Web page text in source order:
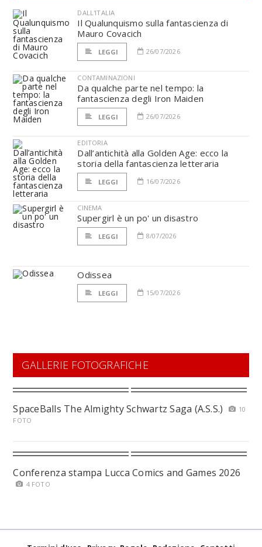
DALL'ITALIA
Il Qualunquismo sulla fantascienza di
Mauro Covacich
LEGGI 26/07/2026
CONTAMINAZIONI
Da qualche parte nel tempo: la
fantascienza degli Iron Maiden
LEGGI 26/07/2026
EDITORIA
Dall’antichità alla Golden Age: ecco la
storia della fantascienza letteraria
LEGGI 16/07/2026
CINEMA
Supergirl è un po' un disastro
LEGGI 8/07/2026
Odissea
LEGGI 15/07/2026
GALLERIE FOTOGRAFICHE
SpaceBalls The Almighty Schwartz Saga (A.S.S.)
10
FOTO
Conferenza stampa Lucca Comics and Games 2026
4 FOTO